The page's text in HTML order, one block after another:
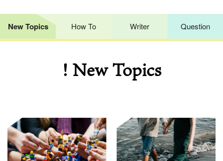
New Topics How To Writer Question
! New Topics